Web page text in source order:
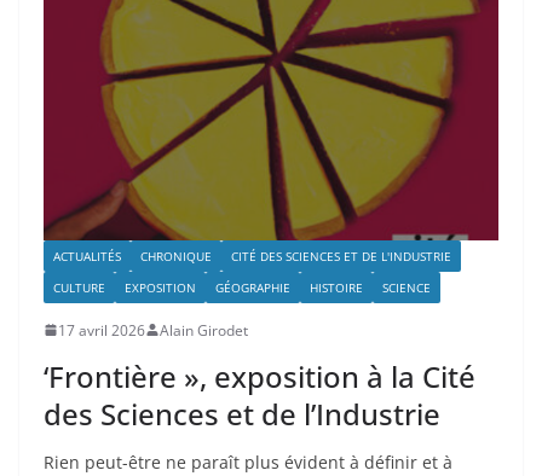
ACTUALITÉS CHRONIQUE
CITÉ DES SCIENCES ET DE L'INDUSTRIE
CULTURE
EXPOSITION GÉOGRAPHIE HISTOIRE SCIENCE
17 avril 2026 Alain Girodet
‘Frontière », exposition à la Cité
des Sciences et de l’Industrie
Rien peut-être ne paraît plus évident à définir et à